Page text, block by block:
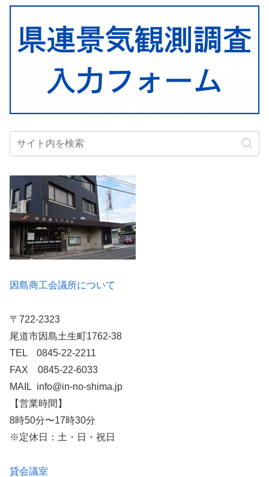
因島商工会議所について
〒722-2323
尾道市因島土生町1762-38
TEL 0845-22-2211
FAX 0845-22-6033
MAIL info@in-no-shima.jp
【営業時間】
8時50分〜17時30分
※定休日：土・日・祝日
貸会議室